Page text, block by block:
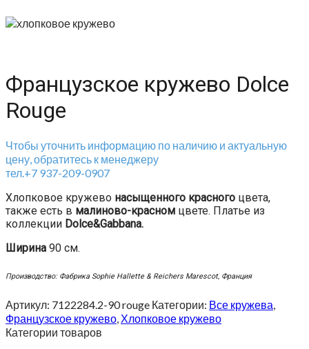
Французское кружево Dolce
Rouge
Чтобы уточнить информацию по наличию и актуальную
цену, обратитесь к менеджеру
тел.+7 937-209-0907
Хлопковое кружево насыщенного красного цвета,
также есть в малиново-красном цвете. Платье из
коллекции Dolce&Gabbana.
Ширина 90 см.
Производство: Фабрика Sophie Hallette & Reichers Marescot, Франция
Артикул: 7122284.2-90 rouge Категории: Все кружева,
Французское кружево, Хлопковое кружево
Категории товаров